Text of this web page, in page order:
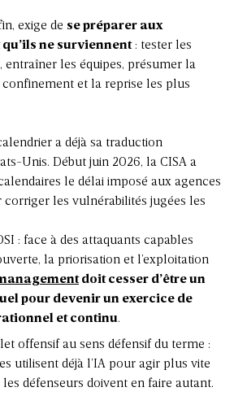
exige de se préparer aux
ne surviennent: tester les
entraîner les équipes, présumer la
et la reprise les plus
a déjà sa traduction
Unis. Début juin 2026, la CISA a
le délai imposé aux agences
corriger les vulnérabilités jugées les
: face à des attaquants capables
la priorisation et l’exploitation
doit cesser d’être un
pour devenir un exercice de
et continu.
offensif au sens défensif du terme :
utilisent déjà l’IA pour agir plus vite
défenseurs doivent en faire autant.